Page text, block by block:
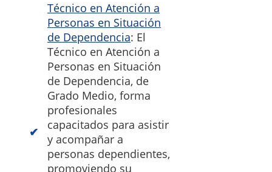
Técnico en Atención a
Personas en Situación
de Dependencia: El
Técnico en Atención a
Personas en Situación
de Dependencia, de
Grado Medio, forma
profesionales
capacitados para asistir
y acompañar a
personas dependientes,
promoviendo su